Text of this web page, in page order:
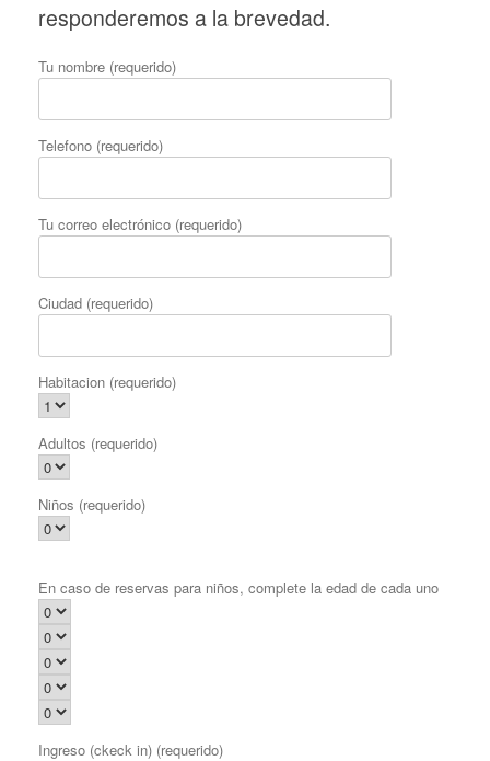
responderemos a la brevedad.
Tu nombre (requerido)
Telefono (requerido)
Tu correo electrónico (requerido)
Ciudad (requerido)
Habitacion (requerido)
Adultos (requerido)
Niños (requerido)
En caso de reservas para niños, complete la edad de cada uno
Ingreso (ckeck in) (requerido)